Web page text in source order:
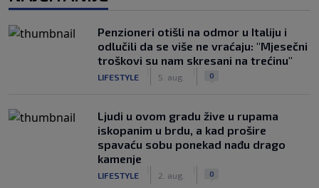
Penzioneri otišli na odmor u Italiju i
odlučili da se više ne vraćaju: "Mjesečni
troškovi su nam skresani na trećinu"
LIFESTYLE 5. aug. 0
Ljudi u ovom gradu žive u rupama
iskopanim u brdu, a kad prošire
spavaću sobu ponekad nađu drago
kamenje
LIFESTYLE 2. aug. 0